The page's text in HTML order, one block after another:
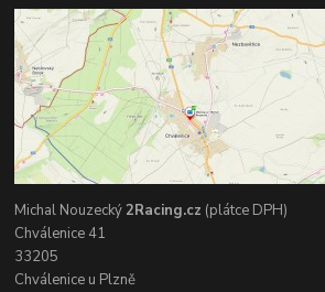
Michal Nouzecký2Racing.cz (plátce DPH)
Chválenice 41
33205
Chválenice u Plzně